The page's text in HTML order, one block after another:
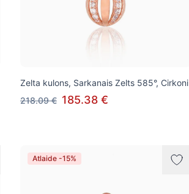
Zelta kulons, Sarkanais Zelts 585°, Cirkoni
218.09 € 185.38 €
Atlaide -15%